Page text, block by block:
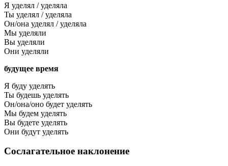
Я уделял / уделяла
Ты уделял / уделяла
Он/она уделял / уделяла
Мы уделяли
Вы уделяли
Они уделяли
будущее время
Я буду уделять
Ты будешь уделять
Он/она/оно будет уделять
Мы будем уделять
Вы будете уделять
Они будут уделять
Сослагательное наклонение